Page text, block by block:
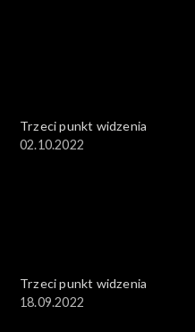
Trzeci punkt widzenia
02.10.2022
Trzeci punkt widzenia
18.09.2022